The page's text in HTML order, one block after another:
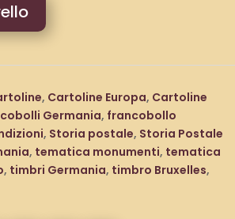
, Cartoline Europa, Cartoline
Germania, francobollo
, Storia postale, Storia Postale
, tematica monumenti, tematica
, timbri Germania, timbro Bruxelles,